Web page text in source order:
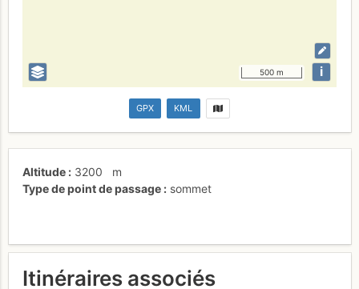
500 m i
GPX KML
Altitude 3200
m
Type de point de passage
sommet
Itinéraires associés